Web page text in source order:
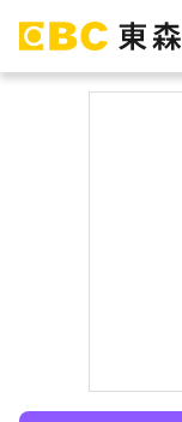
秀超狂腹肌